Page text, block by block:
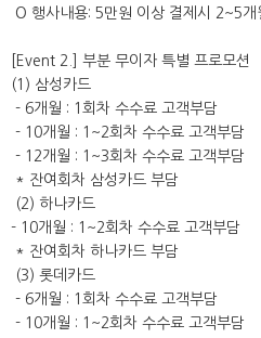
O 행사내용: 5만원 이상 결제시 2~5개
[Event 2.] 부분 무이자 특별 프로모션
(1) 삼성카드
- 6개월 : 1회차 수수료 고객부담
- 10개월 : 1~2회차 수수료 고객부담
- 12개월 : 1~3회차 수수료 고객부담
* 잔여회차 삼성카드 부담
(2) 하나카드
- 10개월 : 1~2회차 수수료 고객부담
* 잔여회차 하나카드 부담
(3) 롯데카드
- 6개월 : 1회차 수수료 고객부담
- 10개월 : 1~2회차 수수료 고객부담